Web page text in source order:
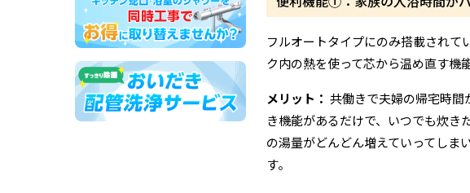
フルオートタイプにのみ搭載され
ク内の熱を使って芯から温め直す機
メリット： 共働きで夫婦の帰宅時
き機能があるだけで、いつでも炊き
の湯量がどんどん増えていってしま
す。